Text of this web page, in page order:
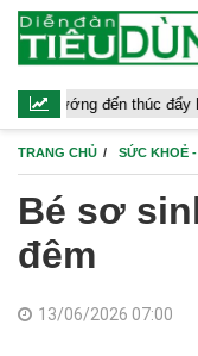
thúc đẩy hạ tầng
TRANG CHỦ SỨC KHOẺ
Bé sơ
đêm
13/06/2026 07:00